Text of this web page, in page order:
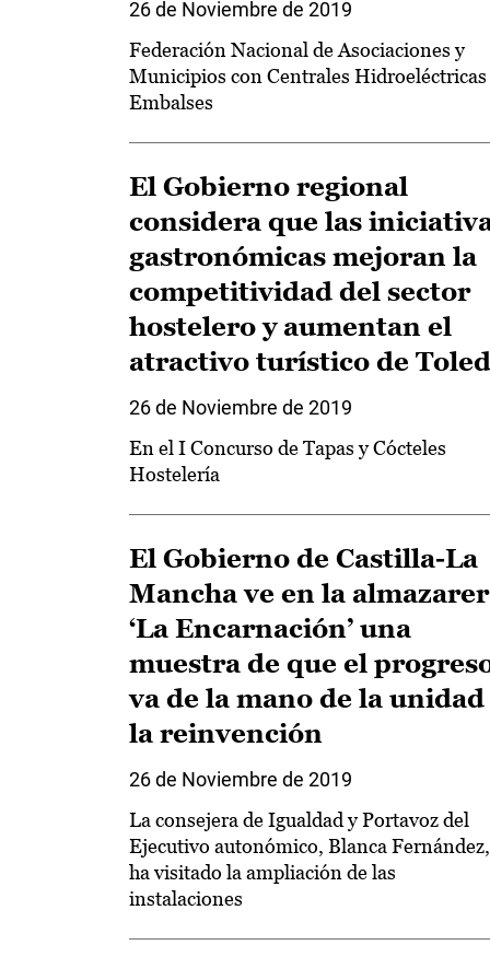
26 de Noviembre de 2019
Federación Nacional de Asociaciones y
Municipios con Centrales Hidroeléctricas
Embalses
El Gobierno regional
considera que las
gastronómicas mejoran la
competitividad del sector
hostelero y aumentan el
atractivo turístico de
26 de Noviembre de 2019
En el I Concurso de Tapas y Cócteles
Hostelería
El Gobierno de Castilla-La
Mancha ve en la
‘La Encarnación’ una
muestra de que el
va de la mano de la unidad
la reinvención
26 de Noviembre de 2019
La consejera de Igualdad y Portavoz del
Ejecutivo autonómico, Blanca Fernández,
ha visitado la ampliación de las
instalaciones